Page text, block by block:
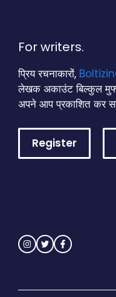
For writers.
प्रिय रचनाकारों,
लेखक अकाउंट बिल्कुल
अपने आप प्रकाशित कर
Register